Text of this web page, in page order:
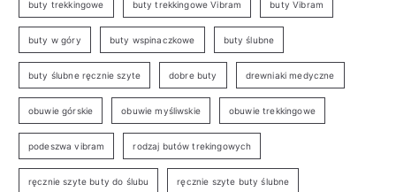
buty trekkingowe buty trekkingowe Vibram buty Vibram
buty w góry buty wspinaczkowe buty ślubne
buty ślubne ręcznie szyte dobre buty drewniaki medyczne
obuwie górskie obuwie myśliwskie obuwie trekkingowe
podeszwa vibram rodzaj butów trekingowych
ręcznie szyte buty do ślubu ręcznie szyte buty ślubne